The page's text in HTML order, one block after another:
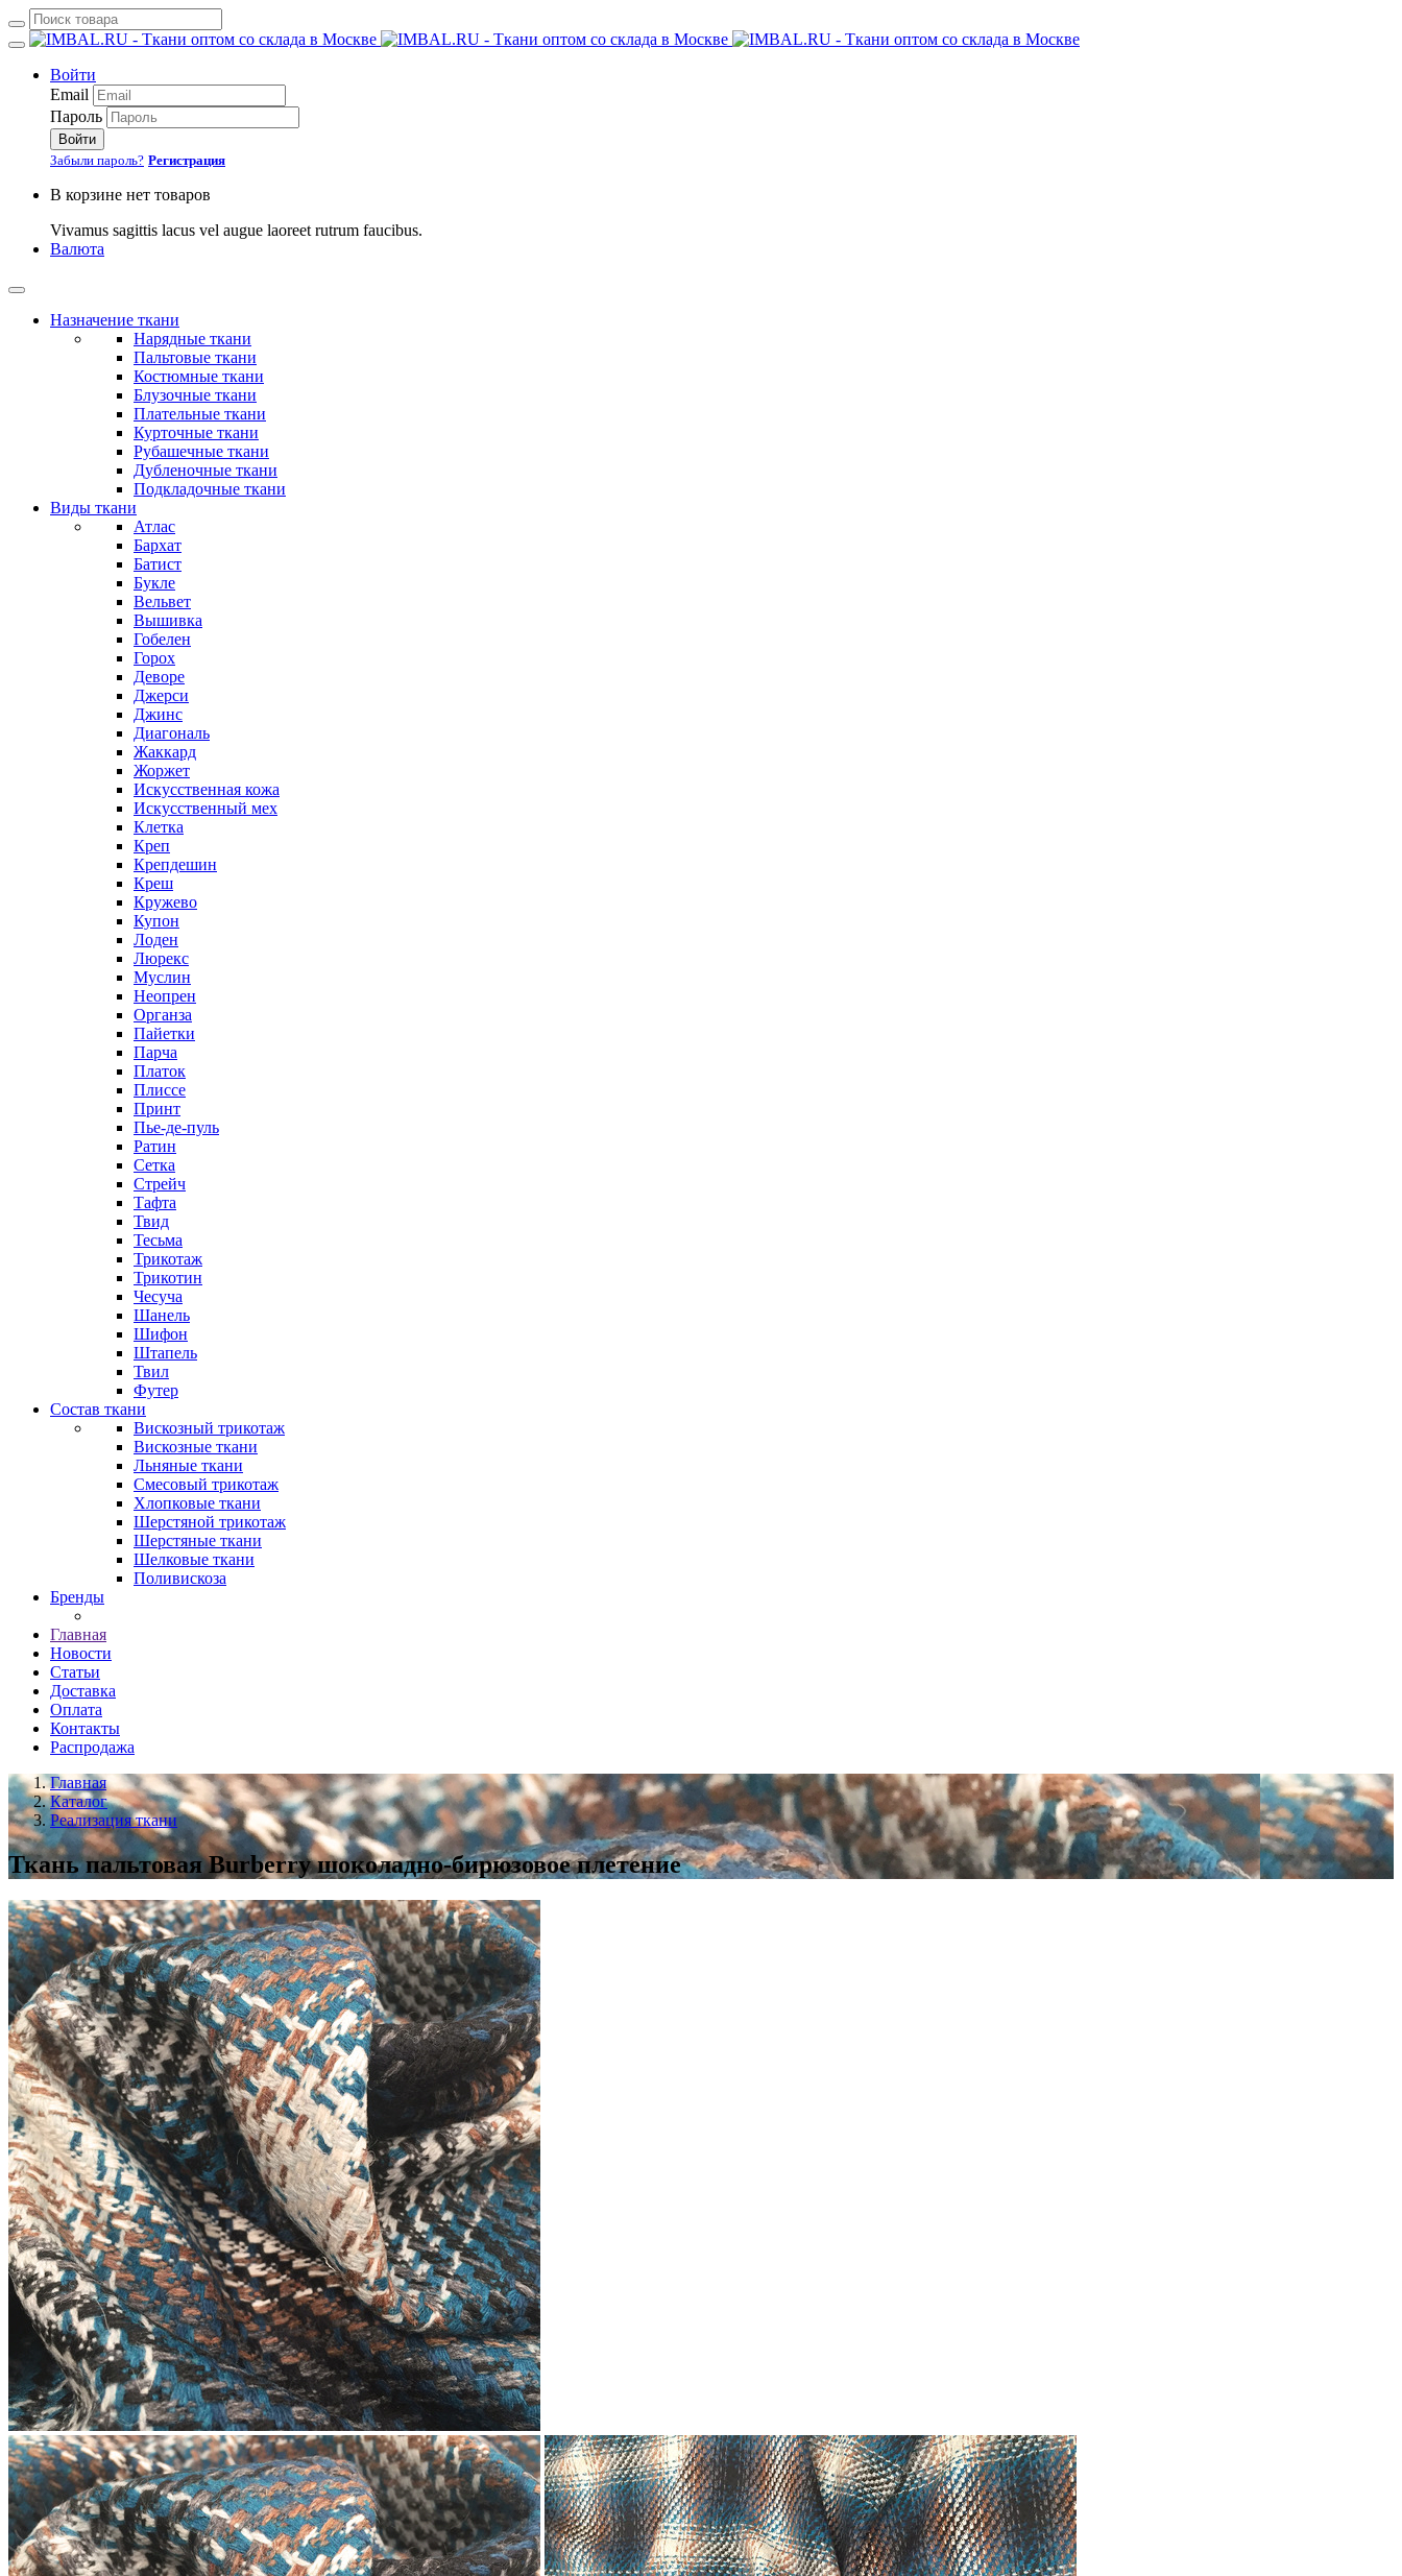
Войти
Email
Пароль
Войти
Забыли пароль? Регистрация
В корзине нет товаров
Vivamus sagittis lacus vel augue laoreet rutrum faucibus.
Валюта
Назначение ткани
Нарядные ткани
Пальтовые ткани
Костюмные ткани
Блузочные ткани
Плательные ткани
Курточные ткани
Рубашечные ткани
Дубленочные ткани
Подкладочные ткани
Виды ткани
Атлас
Бархат
Батист
Букле
Вельвет
Вышивка
Гобелен
Горох
Деворе
Джерси
Джинс
Диагональ
Жаккард
Жоржет
Искусственная кожа
Искусственный мех
Клетка
Креп
Крепдешин
Креш
Кружево
Купон
Лоден
Люрекс
Муслин
Неопрен
Органза
Пайетки
Парча
Платок
Плиссе
Принт
Пье-де-пуль
Ратин
Сетка
Стрейч
Тафта
Твид
Тесьма
Трикотаж
Трикотин
Чесуча
Шанель
Шифон
Штапель
Твил
Футер
Состав ткани
Вискозный трикотаж
Вискозные ткани
Льняные ткани
Смесовый трикотаж
Хлопковые ткани
Шерстяной трикотаж
Шерстяные ткани
Шелковые ткани
Поливискоза
Бренды
Главная
Новости
Статьи
Доставка
Оплата
Контакты
Распродажа
Главная
Каталог
Реализация ткани
Ткань пальтовая Burberry шоколадно-бирюзовое плетение